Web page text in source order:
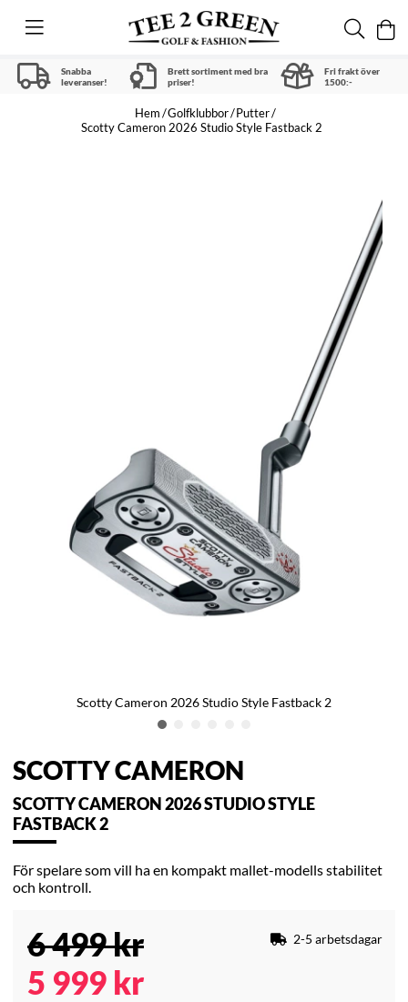
Snabba
leveranser!
Brett sortiment med bra
priser!
Fri frakt över
1500:-
Hem Golfklubbor Putter
Scotty Cameron 2026 Studio Style Fastback 2
Scotty Cameron 2026 Studio Style Fastback 2
SCOTTY CAMERON
SCOTTY CAMERON 2026 STUDIO STYLE
FASTBACK 2
För spelare som vill ha en kompakt mallet-modells stabilitet
och kontroll.
6 499kr
5 999 kr
2-5 arbetsdagar